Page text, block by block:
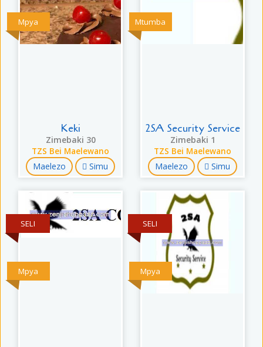
Mpya
Keki
Zimebaki 30
TZS Bei Maelewano
Maelezo Simu
Mtumba
2SA Security Service
Zimebaki 1
TZS Bei Maelewano
Maelezo Simu
Mpya
SELI
Mpya
SELI